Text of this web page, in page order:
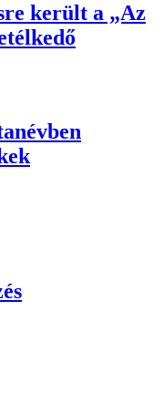
került a „Az